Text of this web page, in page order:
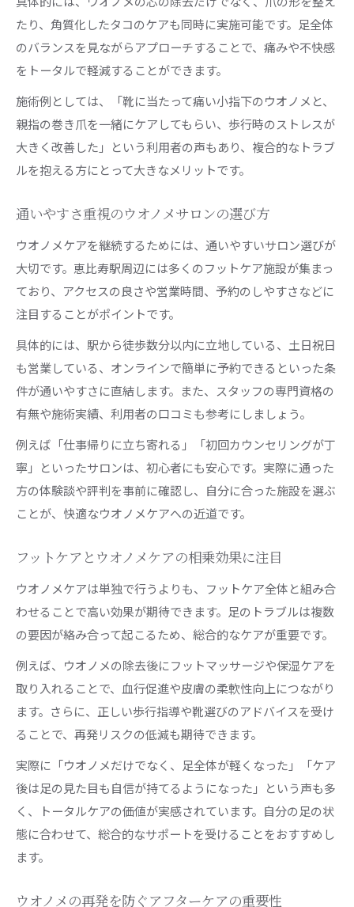
たり、角質化したタコのケアも同時に実施可能です。足全体
のバランスを見ながらアプローチすることで、痛みや不快感
をトータルで軽減することができます。
施術例としては、「靴に当たって痛い小指下のウオノメと、
親指の巻き爪を一緒にケアしてもらい、歩行時のストレスが
大きく改善した」という利用者の声もあり、複合的なトラブ
ルを抱える方にとって大きなメリットです。
通いやすさ重視のウオノメサロンの選び方
ウオノメケアを継続するためには、通いやすいサロン選びが
大切です。恵比寿駅周辺には多くのフットケア施設が集まっ
ており、アクセスの良さや営業時間、予約のしやすさなどに
注目することがポイントです。
具体的には、駅から徒歩数分以内に立地している、土日祝日
も営業している、オンラインで簡単に予約できるといった条
件が通いやすさに直結します。また、スタッフの専門資格の
有無や施術実績、利用者の口コミも参考にしましょう。
例えば「仕事帰りに立ち寄れる」「初回カウンセリングが丁
寧」といったサロンは、初心者にも安心です。実際に通った
方の体験談や評判を事前に確認し、自分に合った施設を選ぶ
ことが、快適なウオノメケアへの近道です。
フットケアとウオノメケアの相乗効果に注目
ウオノメケアは単独で行うよりも、フットケア全体と組み合
わせることで高い効果が期待できます。足のトラブルは複数
の要因が絡み合って起こるため、総合的なケアが重要です。
例えば、ウオノメの除去後にフットマッサージや保湿ケアを
取り入れることで、血行促進や皮膚の柔軟性向上につながり
ます。さらに、正しい歩行指導や靴選びのアドバイスを受け
ることで、再発リスクの低減も期待できます。
実際に「ウオノメだけでなく、足全体が軽くなった」「ケア
後は足の見た目も自信が持てるようになった」という声も多
く、トータルケアの価値が実感されています。自分の足の状
態に合わせて、総合的なサポートを受けることをおすすめし
ます。
ウオノメの再発を防ぐアフターケアの重要性